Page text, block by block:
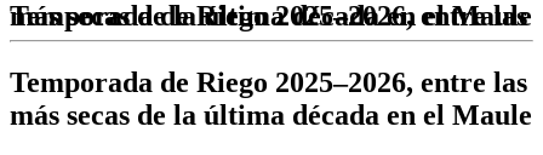
Temporada de Riego 2025–2026, entre las más secas de la última década en el Maule
Temporada de Riego 2025–2026, entre las
más secas de la última década en el Maule